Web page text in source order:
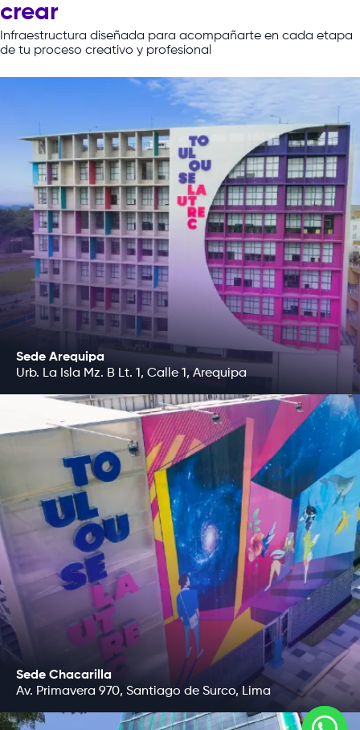
crear
Infraestructura diseñada para acompañarte en cada etapa
de tu proceso creativo y profesional
Sede Arequipa
Urb. La Isla Mz. B Lt. 1, Calle 1, Arequipa
Sede Chacarilla
Av. Primavera 970, Santiago de Surco, Lima